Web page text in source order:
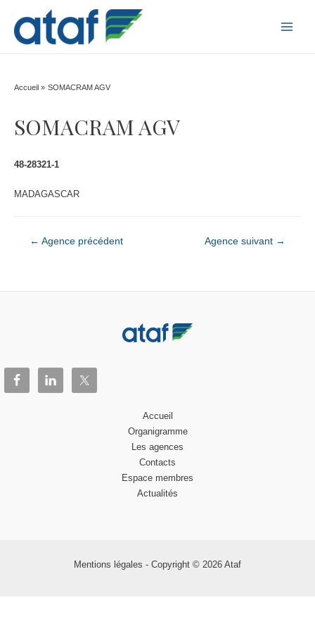
Accueil SOMACRAM AGV
SOMACRAM AGV
48-28321-1
MADAGASCAR
Navigation
l’article
← Agence précédent Agence suivant →
Accueil
Organigramme
Les agences
Contacts
Espace membres
Actualités
Mentions légales - Copyright © 2026 Ataf